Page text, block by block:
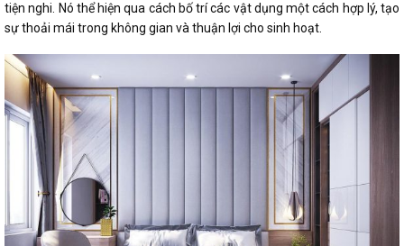
tiện nghi. Nó thể hiện qua cách bố trí các vật dụng một cách hợp lý, tạo
sự thoải mái trong không gian và thuận lợi cho sinh hoạt.